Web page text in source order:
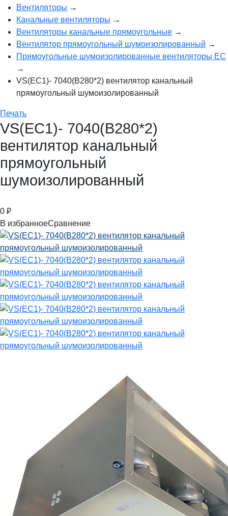
Вентиляторы →
Канальные вентиляторы →
Вентиляторы канальные прямоугольные →
Вентилятор прямоугольный шумоизолированный →
Прямоугольные шумоизолированные вентиляторы EC
→
VS(EC1)- 7040(B280*2) вентилятор канальный
прямоугольный шумоизолированный
Печать
VS(EC1)- 7040(B280*2)
вентилятор канальный
прямоугольный
шумоизолированный
0 ₽
В избранноеСравнение